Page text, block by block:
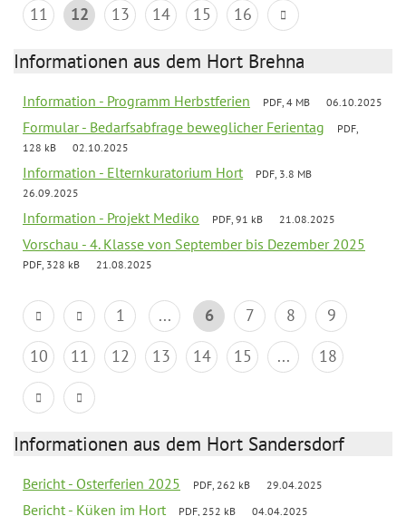
11
12 13 14 15 16
Informationen aus dem Hort Brehna
Information - Programm Herbstferien PDF, 4 MB 06.10.2025
Formular - Bedarfsabfrage beweglicher Ferientag
PDF,
128 kB
02.10.2025
Information - Elternkuratorium Hort
PDF, 3.8 MB
26.09.2025
Information - Projekt Mediko PDF, 91 kB 21.08.2025
Vorschau - 4. Klasse von September bis Dezember 2025
PDF, 328 kB 21.08.2025
1 ... 6 7 8
9
10
11 12 13 14 15 ... 18
Informationen aus dem Hort Sandersdorf
Bericht - Osterferien 2025 PDF, 262 kB 29.04.2025
Bericht - Küken im Hort PDF, 252 kB 04.04.2025